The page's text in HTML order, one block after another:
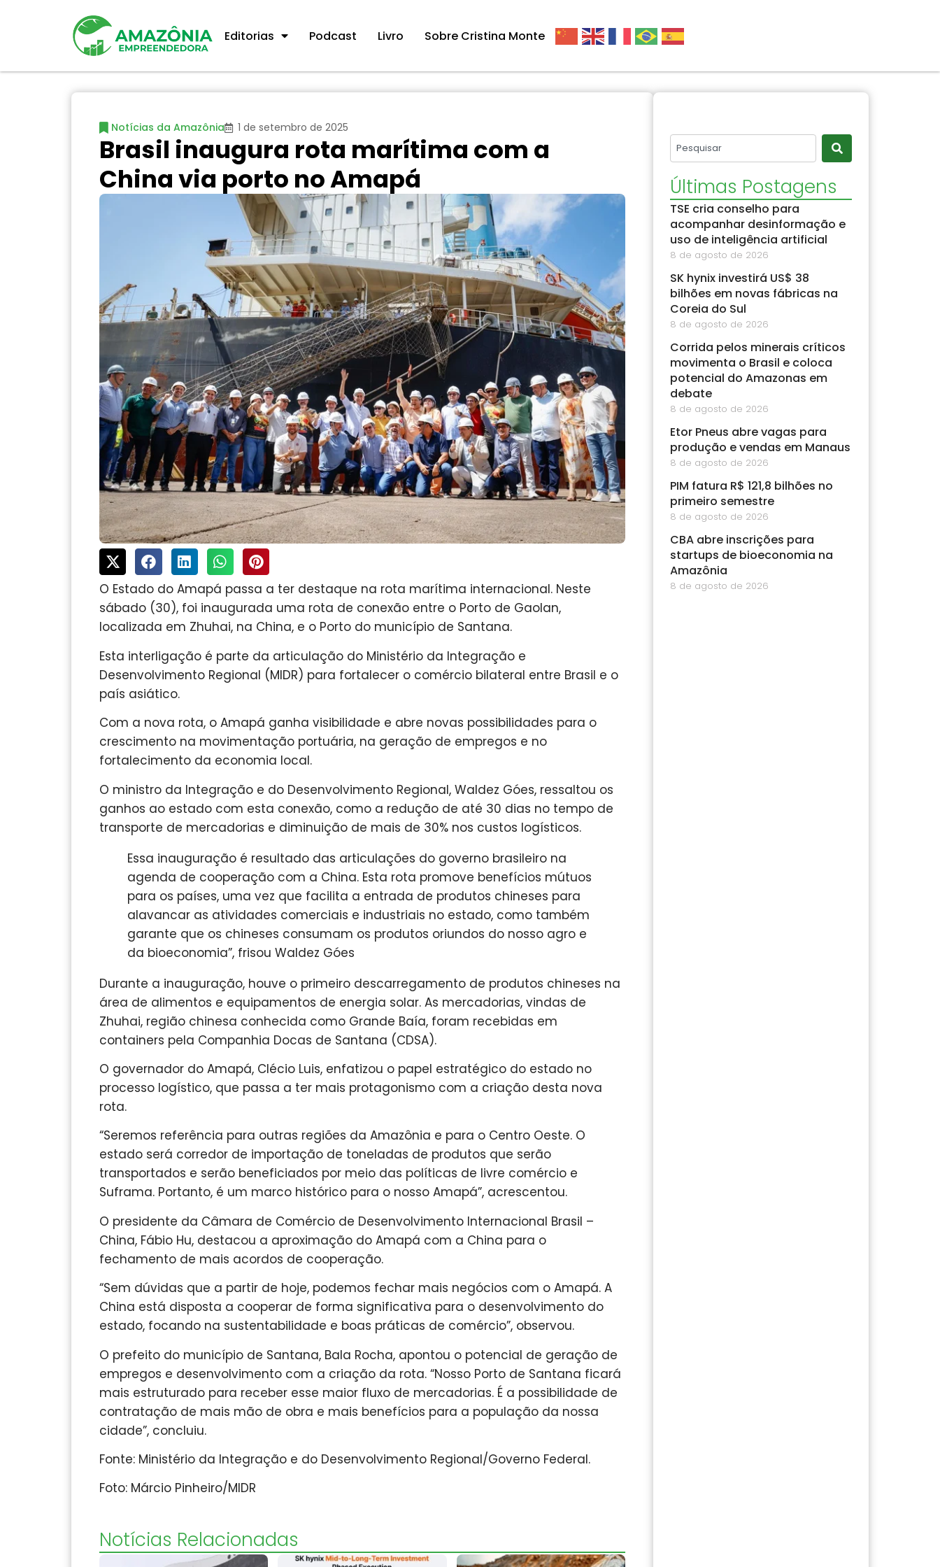
Editorias Podcast Livro Sobre Cristina Monte
Notícias da Amazônia 1 de setembro de 2025
Brasil inaugura rota marítima com a
China via porto no Amapá
O Estado do Amapá passa a ter destaque na rota marítima internacional. Neste
sábado (30), foi inaugurada uma rota de conexão entre o Porto de Gaolan,
localizada em Zhuhai, na China, e o Porto do município de Santana.
Esta interligação é parte da articulação do Ministério da Integração e
Desenvolvimento Regional (MIDR) para fortalecer o comércio bilateral entre Brasil e o
país asiático.
Com a nova rota, o Amapá ganha visibilidade e abre novas possibilidades para o
crescimento na movimentação portuária, na geração de empregos e no
fortalecimento da economia local.
O ministro da Integração e do Desenvolvimento Regional, Waldez Góes, ressaltou os
ganhos ao estado com esta conexão, como a redução de até 30 dias no tempo de
transporte de mercadorias e diminuição de mais de 30% nos custos logísticos.
Essa inauguração é resultado das articulações do governo brasileiro na
agenda de cooperação com a China. Esta rota promove benefícios mútuos
para os países, uma vez que facilita a entrada de produtos chineses para
alavancar as atividades comerciais e industriais no estado, como também
garante que os chineses consumam os produtos oriundos do nosso agro e
da bioeconomia”, frisou Waldez Góes
Durante a inauguração, houve o primeiro descarregamento de produtos chineses na
área de alimentos e equipamentos de energia solar. As mercadorias, vindas de
Zhuhai, região chinesa conhecida como Grande Baía, foram recebidas em
containers pela Companhia Docas de Santana (CDSA).
O governador do Amapá, Clécio Luis, enfatizou o papel estratégico do estado no
processo logístico, que passa a ter mais protagonismo com a criação desta nova
rota.
“Seremos referência para outras regiões da Amazônia e para o Centro Oeste. O
estado será corredor de importação de toneladas de produtos que serão
transportados e serão beneficiados por meio das políticas de livre comércio e
Suframa. Portanto, é um marco histórico para o nosso Amapá”, acrescentou.
O presidente da Câmara de Comércio de Desenvolvimento Internacional Brasil –
China, Fábio Hu, destacou a aproximação do Amapá com a China para o
fechamento de mais acordos de cooperação.
“Sem dúvidas que a partir de hoje, podemos fechar mais negócios com o Amapá. A
China está disposta a cooperar de forma significativa para o desenvolvimento do
estado, focando na sustentabilidade e boas práticas de comércio”, observou.
O prefeito do município de Santana, Bala Rocha, apontou o potencial de geração de
empregos e desenvolvimento com a criação da rota. “Nosso Porto de Santana ficará
mais estruturado para receber esse maior fluxo de mercadorias. É a possibilidade de
contratação de mais mão de obra e mais benefícios para a população da nossa
cidade”, concluiu.
Fonte: Ministério da Integração e do Desenvolvimento Regional/Governo Federal.
Foto: Márcio Pinheiro/MIDR
Notícias Relacionadas
Últimas Postagens
TSE cria conselho para
acompanhar desinformação e
uso de inteligência artificial
8 de agosto de 2026
SK hynix investirá US$ 38
bilhões em novas fábricas na
Coreia do Sul
8 de agosto de 2026
Corrida pelos minerais críticos
movimenta o Brasil e coloca
potencial do Amazonas em
debate
8 de agosto de 2026
Etor Pneus abre vagas para
produção e vendas em Manaus
8 de agosto de 2026
PIM fatura R$ 121,8 bilhões no
primeiro semestre
8 de agosto de 2026
CBA abre inscrições para
startups de bioeconomia na
Amazônia
8 de agosto de 2026